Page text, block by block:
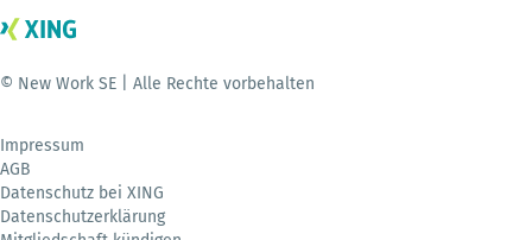
© New Work SE | Alle Rechte vorbehalten
Impressum
AGB
Datenschutz bei XING
Datenschutzerklärung